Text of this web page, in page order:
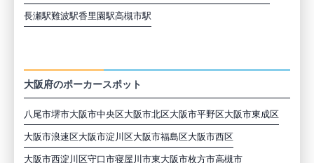
長瀬駅難波駅香里園駅高槻市駅
大阪府のポーカースポット
八尾市堺市大阪市中央区大阪市北区大阪市平野区大阪市東成区
大阪市浪速区大阪市淀川区大阪市福島区大阪市西区
大阪市西淀川区守口市寝屋川市東大阪市枚方市高槻市